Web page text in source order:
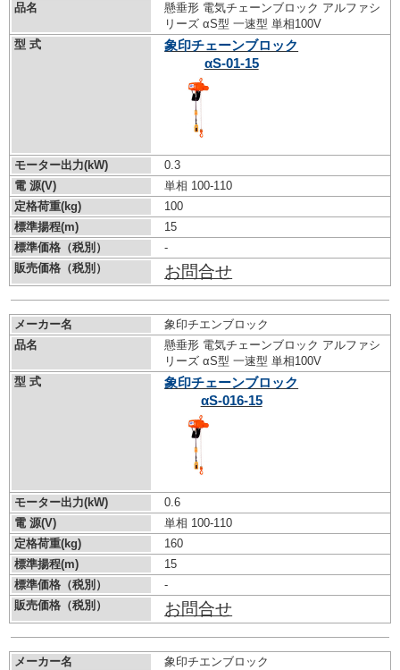
品名
懸垂形 電気チェーンブロック アルファシ
リーズ αS型 一速型 単相100V
型 式
象印チェーンブロック
αS-01-15
モーター出力(kW)
0.3
電 源(V)
単相 100-110
定格荷重(kg)
100
標準揚程(m)
15
標準価格（税別）
-
販売価格（税別）
お問合せ
メーカー名
象印チエンブロック
品名
懸垂形 電気チェーンブロック アルファシ
リーズ αS型 一速型 単相100V
型 式
象印チェーンブロック
αS-016-15
モーター出力(kW)
0.6
電 源(V)
単相 100-110
定格荷重(kg)
160
標準揚程(m)
15
標準価格（税別）
-
販売価格（税別）
お問合せ
メーカー名
象印チエンブロック